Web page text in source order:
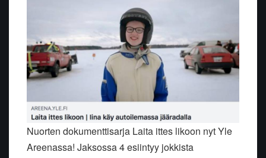
Nuorten dokumenttisarja Laita ittes likoon nyt Yle
Areenassa! Jaksossa 4 esiintyy jokkista